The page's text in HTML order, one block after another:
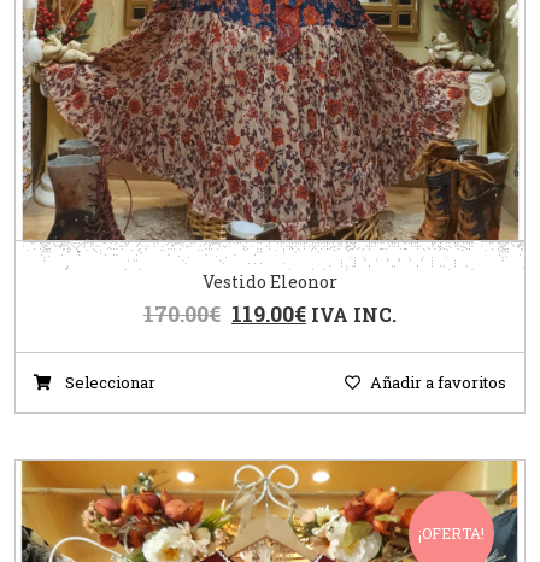
Vestido Eleonor
170.00€ 119.00€ IVA INC.
Seleccionar Añadir a favoritos
¡OFERTA!